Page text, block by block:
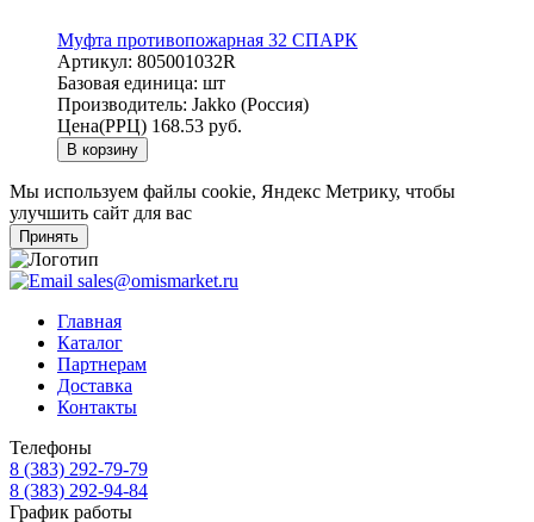
Муфта противопожарная 32 СПАРК
Артикул: 805001032R
Базовая единица: шт
Производитель: Jakko (Россия)
Цена(РРЦ) 168.53 руб.
В корзину
Мы используем файлы cookie, Яндекс Метрику, чтобы
улучшить сайт для вас
Принять
sales@omismarket.ru
Главная
Каталог
Партнерам
Доставка
Контакты
Телефоны
8 (383) 292-79-79
8 (383) 292-94-84
График работы